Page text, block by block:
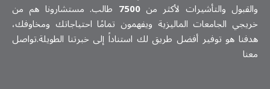
والقبول والتأشيرات لأكثر من7500 طالب. مستشارونا هم من
خريجي الجامعات الماليزية ويفهمون تمامًا احتياجاتك ومخاوفك،
هدفنا هو توفير أفضل طريق لك استناداً إلى خبرتنا الطويلة.تواصل
معنا